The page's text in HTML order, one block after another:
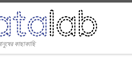
কাছাকাছি